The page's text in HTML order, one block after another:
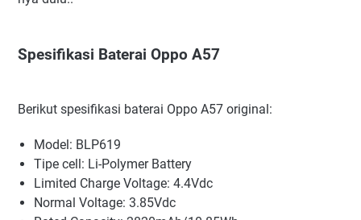
Spesifikasi Baterai Oppo A57
Berikut spesifikasi baterai Oppo A57 original:
Model: BLP619
Tipe cell: Li-Polymer Battery
Limited Charge Voltage: 4.4Vdc
Normal Voltage: 3.85Vdc